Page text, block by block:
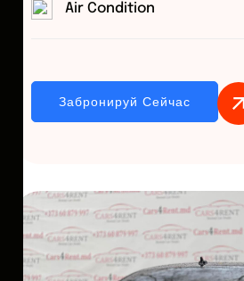
Air Condition
Забронируй Сейчас